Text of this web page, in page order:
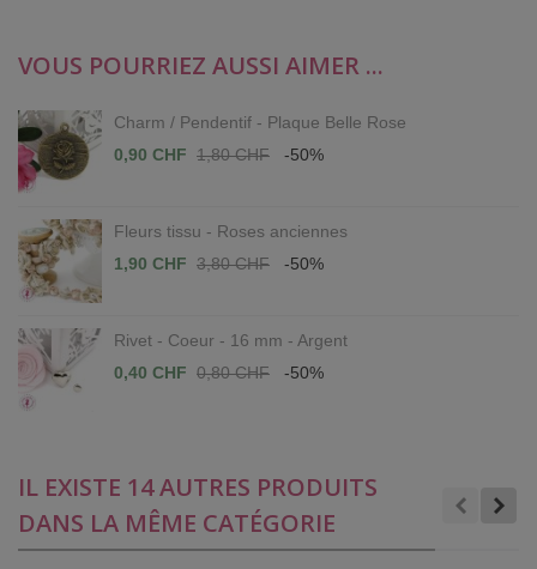
VOUS POURRIEZ AUSSI AIMER ...
Charm / Pendentif - Plaque Belle Rose
0,90 CHF 1,80 CHF -50%
Fleurs tissu - Roses anciennes
1,90 CHF 3,80 CHF -50%
Rivet - Coeur - 16 mm - Argent
0,40 CHF 0,80 CHF -50%
IL EXISTE 14 AUTRES PRODUITS
DANS LA MÊME CATÉGORIE